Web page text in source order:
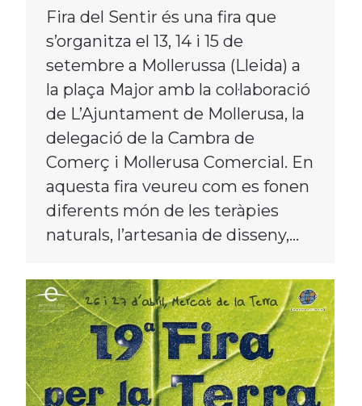
Fira del Sentir és una fira que
s’organitza el 13, 14 i 15 de
setembre a Mollerussa (Lleida) a
la plaça Major amb la col·laboració
de L’Ajuntament de Mollerusa, la
delegació de la Cambra de
Comerç i Mollerusa Comercial. En
aquesta fira veureu com es fonen
diferents món de les teràpies
naturals, l’artesania de disseny,…